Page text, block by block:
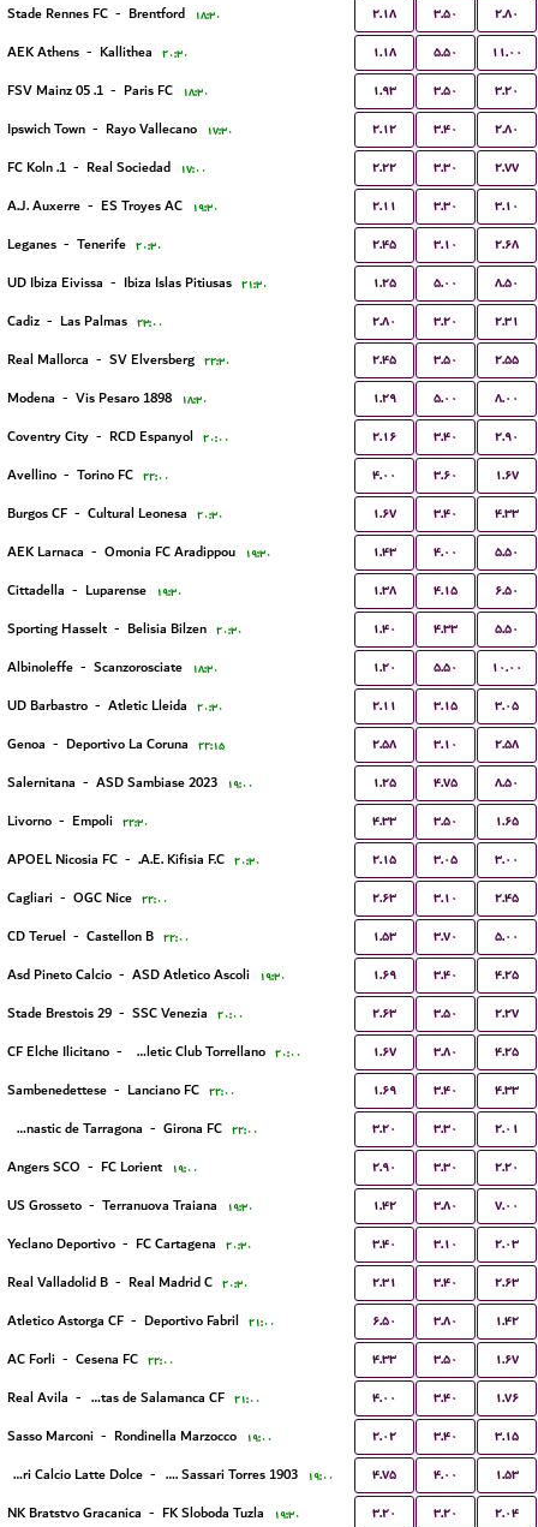
Stade Rennes FC - Brentford ۱۸:۳۰ ۲.۱۸ ۳.۵۰ ۲.۸۰
AEK Athens - Kallithea ۲۰:۳۰ ۱.۱۸ ۵.۵۰ ۱۱.۰۰
1. FSV Mainz 05 - Paris FC ۱۸:۳۰ ۱.۹۳ ۳.۵۰ ۳.۲۰
Ipswich Town - Rayo Vallecano ۱۷:۳۰ ۲.۱۲ ۳.۴۰ ۲.۸۰
1. FC Koln - Real Sociedad ۱۷:۰۰ ۲.۲۲ ۳.۳۰ ۲.۷۷
A.J. Auxerre - ES Troyes AC ۱۹:۳۰ ۲.۱۱ ۳.۳۰ ۳.۱۰
Leganes - Tenerife ۲۰:۳۰ ۲.۴۵ ۳.۱۰ ۲.۶۸
UD Ibiza Eivissa - Ibiza Islas Pitiusas ۲۱:۳۰ ۱.۲۵ ۵.۰۰ ۸.۵۰
Cadiz - Las Palmas ۲۳:۰۰ ۲.۸۰ ۳.۲۰ ۲.۳۱
Real Mallorca - SV Elversberg ۲۲:۳۰ ۲.۴۵ ۳.۵۰ ۲.۵۵
Modena - Vis Pesaro 1898 ۱۸:۳۰ ۱.۲۹ ۵.۰۰ ۸.۰۰
Coventry City - RCD Espanyol ۲۰:۰۰ ۲.۱۶ ۳.۴۰ ۲.۹۰
Avellino - Torino FC ۲۲:۰۰ ۴.۰۰ ۳.۶۰ ۱.۶۷
Burgos CF - Cultural Leonesa ۲۰:۳۰ ۱.۶۷ ۳.۴۰ ۴.۳۳
AEK Larnaca - Omonia FC Aradippou ۱۹:۳۰ ۱.۴۳ ۴.۰۰ ۵.۵۰
Cittadella - Luparense ۱۹:۳۰ ۱.۳۸ ۴.۱۵ ۶.۵۰
Sporting Hasselt - Belisia Bilzen ۲۰:۳۰ ۱.۴۰ ۴.۳۳ ۵.۵۰
Albinoleffe - Scanzorosciate ۱۸:۳۰ ۱.۲۰ ۵.۵۰ ۱۰.۰۰
UD Barbastro - Atletic Lleida ۲۰:۳۰ ۲.۱۱ ۳.۱۵ ۳.۰۵
Genoa - Deportivo La Coruna ۲۲:۱۵ ۲.۵۸ ۳.۱۰ ۲.۵۸
Salernitana - ASD Sambiase 2023 ۱۹:۰۰ ۱.۲۵ ۴.۷۵ ۸.۵۰
Livorno - Empoli ۲۲:۳۰ ۴.۳۳ ۳.۵۰ ۱.۶۵
APOEL Nicosia FC - A.E. Kifisia F.C. ۲۰:۳۰ ۲.۱۵ ۳.۰۵ ۳.۰۰
Cagliari - OGC Nice ۲۲:۰۰ ۲.۶۳ ۳.۱۰ ۲.۴۵
CD Teruel - Castellon B ۲۲:۰۰ ۱.۵۳ ۳.۷۰ ۵.۰۰
Asd Pineto Calcio - ASD Atletico Ascoli ۱۹:۳۰ ۱.۶۹ ۳.۴۰ ۴.۲۵
Stade Brestois 29 - SSC Venezia ۲۰:۰۰ ۲.۶۳ ۳.۵۰ ۲.۲۷
CF Elche Ilicitano - Athletic Club Torrellano ۲۰:۰۰ ۱.۶۷ ۳.۸۰ ۴.۲۵
Sambenedettese - Lanciano FC ۲۲:۰۰ ۱.۶۹ ۳.۴۰ ۴.۳۳
Gimnastic de Tarragona - Girona FC ۲۲:۰۰ ۳.۲۰ ۳.۳۰ ۲.۰۱
Angers SCO - FC Lorient ۱۹:۰۰ ۲.۹۰ ۳.۳۰ ۲.۲۰
US Grosseto - Terranuova Traiana ۱۹:۳۰ ۱.۴۲ ۳.۸۰ ۷.۰۰
Yeclano Deportivo - FC Cartagena ۲۰:۳۰ ۳.۴۰ ۳.۱۰ ۲.۰۳
Real Valladolid B - Real Madrid C ۲۰:۳۰ ۲.۳۱ ۳.۴۰ ۲.۶۳
Atletico Astorga CF - Deportivo Fabril ۲۱:۰۰ ۶.۵۰ ۳.۸۰ ۱.۴۲
AC Forli - Cesena FC ۲۲:۰۰ ۴.۳۳ ۳.۵۰ ۱.۶۷
Real Avila - Unionistas de Salamanca CF ۲۱:۰۰ ۴.۰۰ ۳.۴۰ ۱.۷۶
Sasso Marconi - Rondinella Marzocco ۱۹:۰۰ ۲.۰۲ ۳.۴۰ ۳.۱۵
Sassari Calcio Latte Dolce - S.E.F. Sassari Torres 1903 ۱۹:۰۰ ۴.۷۵ ۴.۰۰ ۱.۵۳
NK Bratstvo Gracanica - FK Sloboda Tuzla ۱۹:۳۰ ۳.۲۰ ۳.۲۰ ۲.۰۴